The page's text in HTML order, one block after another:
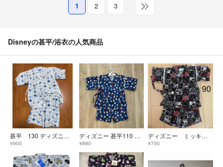
1 2 3 …
Disneyの甚平/浴衣の人気商品
甚平 130 ディズニー 中古品
¥900
ディズニー 甚平110 ミッキー柄
¥890
ディズニー ミッキー 甚平 じんべい 90
¥700